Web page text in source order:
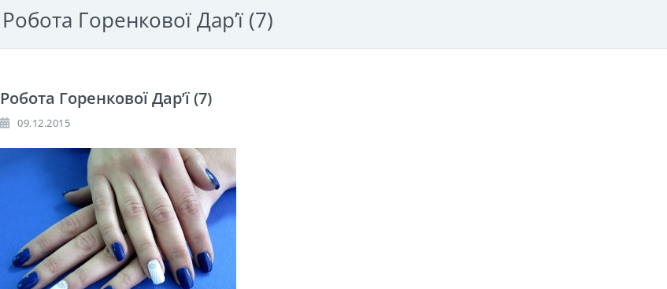
Робота Горенкової Дар’ї (7)
Робота Горенкової Дар’ї (7)
09.12.2015